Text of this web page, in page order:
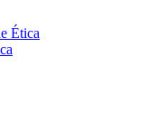
Ética